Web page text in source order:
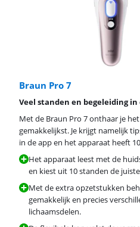
Braun Pro 7
Veel standen en begeleiding in
Met de Braun Pro 7 onthaar je
gemakkelijkst. Je krijgt namelijk
in de app en het apparaat heeft
Het apparaat leest met de
en kiest uit 10 standen de
Met de extra opzetstukken
gemakkelijk en precies
lichaamsdelen.